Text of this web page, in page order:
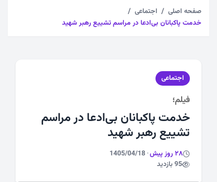
چندرسانه
فرهنگی
ورزشی
صفحه اصلی
اجتماعی
خدمت پاکبانان بی‌ادعا در مراسم تشییع رهبر شهید
اجتماعی
فیلم؛
خدمت پاکبانان بی‌ادعا در مراسم
تشییع رهبر شهید
28 روز پیش ·
1405/04/18
95 بازدید